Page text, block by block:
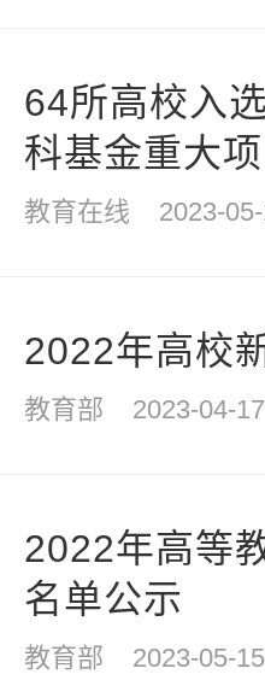
64所高校入
科基金重大
教育在线 2023-
2022年高校
教育部 2023-04-17
2022年高等
名单公示
教育部 2023-05-15